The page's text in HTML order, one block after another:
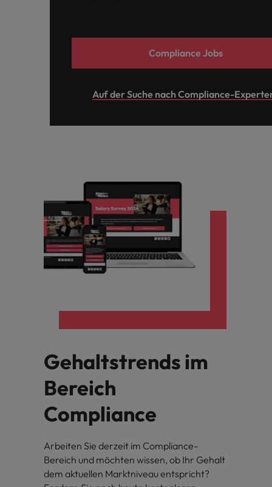
Compliance Jobs
Auf der Suche nach Compliance-
Gehaltstrends im
Bereich
Compliance
Arbeiten Sie derzeit im Compliance-
Bereich und möchten wissen, ob Ihr Gehalt
dem aktuellen Marktniveau entspricht?